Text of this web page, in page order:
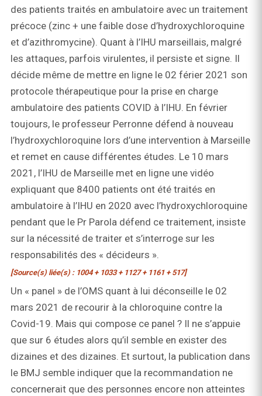
des patients traités en ambulatoire avec un traitement
précoce (zinc + une faible dose d’hydroxychloroquine
et d’azithromycine). Quant à l’IHU marseillais, malgré
les attaques, parfois virulentes, il persiste et signe. Il
décide même de mettre en ligne le 02 férier 2021 son
protocole thérapeutique pour la prise en charge
ambulatoire des patients COVID à l’IHU. En février
toujours, le professeur Perronne défend à nouveau
l’hydroxychloroquine lors d’une intervention à Marseille
et remet en cause différentes études. Le 10 mars
2021, l’IHU de Marseille met en ligne une vidéo
expliquant que 8400 patients ont été traités en
ambulatoire à l’IHU en 2020 avec l’hydroxychloroquine
pendant que le Pr Parola défend ce traitement, insiste
sur la nécessité de traiter et s’interroge sur les
responsabilités des « décideurs ».
[Source(s) liée(s) : 1004 + 1033 + 1127 + 1161 + 517]
Un « panel » de l’OMS quant à lui déconseille le 02
mars 2021 de recourir à la chloroquine contre la
Covid-19. Mais qui compose ce panel ? Il ne s’appuie
que sur 6 études alors qu’il semble en exister des
dizaines et des dizaines. Et surtout, la publication dans
le BMJ semble indiquer que la recommandation ne
concernerait que des personnes encore non atteintes